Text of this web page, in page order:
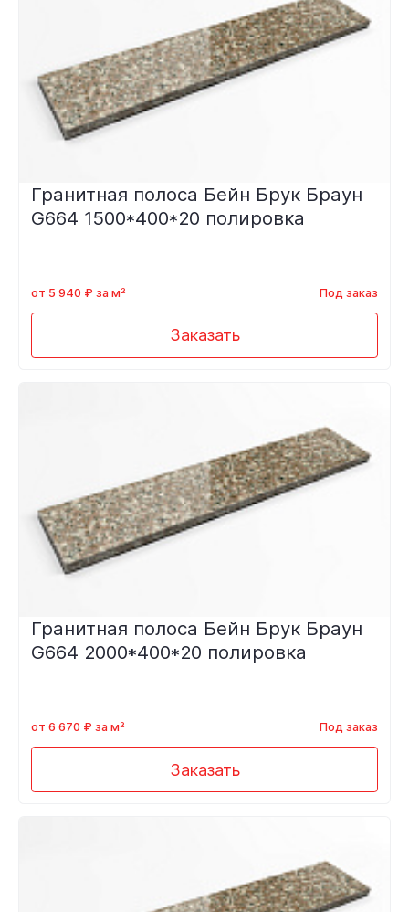
Гранитная полоса Бейн Брук Браун
G664 1500*400*20 полировка
от 5 940 ₽ за м² Под заказ
Заказать
Гранитная полоса Бейн Брук Браун
G664 2000*400*20 полировка
от 6 670 ₽ за м² Под заказ
Заказать